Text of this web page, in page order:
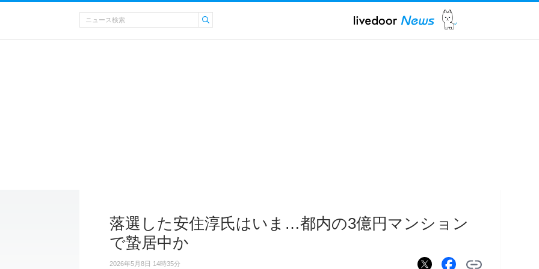
落選した安住淳氏はいま…都内の3億円マンション
で蟄居中か
2026年5月8日 14時35分